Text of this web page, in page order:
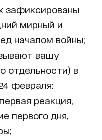
зафиксированы
мирный и
началом войны;
вашу
отдельности) в
февраля:
реакция,
первого дня,